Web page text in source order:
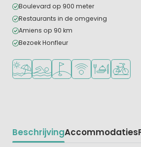
Boulevard op 900 meter
Restaurants in de omgeving
Amiens op 90 km
Bezoek Honfleur
Ligt bij strand en zee
Openlucht zwembad
Golfbaan in de buurt
WiFi beschikbaar
Restaurant of
BeschrijvingAccommodaties